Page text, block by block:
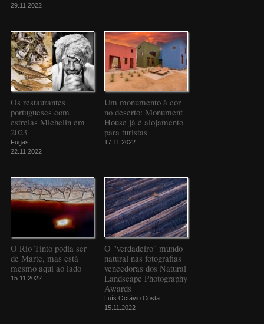
29.11.2022
Os restaurantes
portugueses com
estrelas Michelin em
2023
Fugas
22.11.2022
Um monumento à cor
no deserto: Monument
House já é alojamento
para turistas
17.11.2022
O Rio Tinto podia ser
de Marte, mas está
mesmo aqui ao lado
15.11.2022
O "verdadeiro" mundo
natural nas fotografias
vencedoras dos Natural
Landscape Photography
Awards
Luís Octávio Costa
15.11.2022